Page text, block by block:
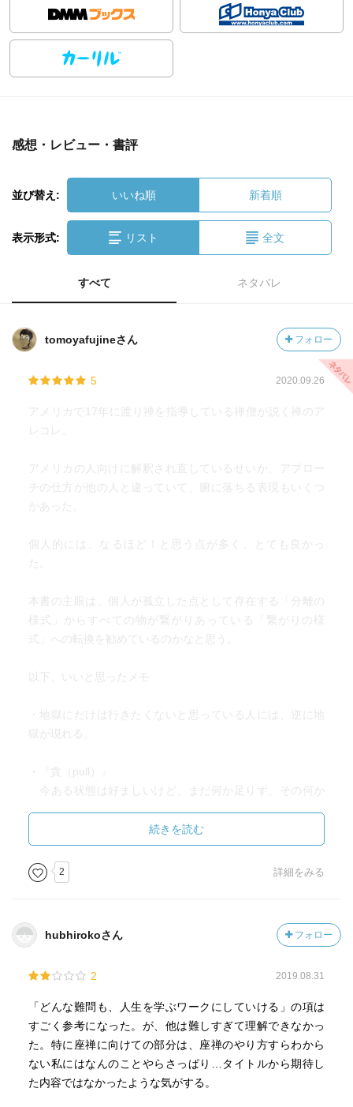
感想・レビュー・書評
並び替え: いいね順 新着順
表示形式: リスト 全文
すべて ネタバレ
tomoyafujineさん フォロー
5 2020.09.26
アメリカで17年に渡り禅を指導している禅僧が説く禅のア
レコレ。
アメリカの人向けに解釈され直しているせいか、アプロー
チの仕方が他の人と違っていて、腑に落ちる表現もいくつ
かあった。
個人的には、なるほど！と思う点が多く、とても良かっ
た。
本書の主眼は、個人が孤立した点として存在する「分離の
様式」からすべての物が繋がりあっている「繋がりの様
式」への転換を勧めているのかなと思う。
以下、いいと思ったメモ
・地獄にだけは行きたくないと思っている人には、逆に地
獄が現れる。
・『貪（pull）』
今ある状態は好ましいけど、まだ何か足りず、その何か
今の状態に何か気に入らないものがあり、腹が立つの
で、取り除きたいと思う。
・『痴(ignorance)』
・幸せなのが当たり前、普通の状態になるような生き方に
・回避したいもの、否認したいものがあるとパーティーが
楽しめなくなる
・「死」をわからないままでそれを受け入れる
続きを読む
2 詳細をみる
hubhirokoさん フォロー
2 2019.08.31
「どんな難問も、人生を学ぶワークにしていける」の項は
すごく参考になった。が、他は難しすぎて理解できなかっ
た。特に座禅に向けての部分は、座禅のやり方すらわから
ない私にはなんのことやらさっぱり…タイトルから期待し
た内容ではなかったような気がする。